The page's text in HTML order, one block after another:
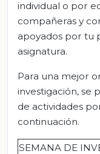
individual o por
compañeras y
apoyados por tu
asignatura.
Para una mejor
investigación, se
de actividades
continuación.
SEMANA DE